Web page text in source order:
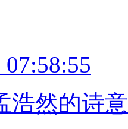
浩然的诗